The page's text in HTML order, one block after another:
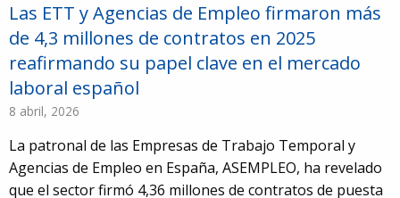
Las ETT y Agencias de Empleo firmaron más
de 4,3 millones de contratos en 2025
reafirmando su papel clave en el mercado
laboral español
8 abril, 2026
La patronal de las Empresas de Trabajo Temporal y
Agencias de Empleo en España, ASEMPLEO, ha revelado
que el sector firmó 4,36 millones de contratos de puesta